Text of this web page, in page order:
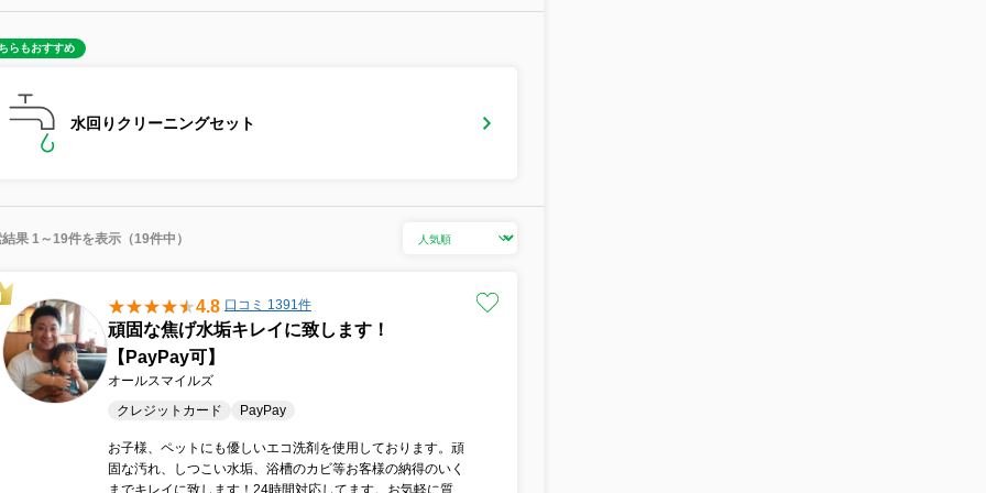
らもおすすめ
水回りクリーニングセット
果 1～19件を表示（19件中）
4.8 口コミ 1391件
頑固な焦げ水垢キレイに致します！
【PayPay可】
オールスマイルズ
クレジットカード
PayPay
お子様、ペットにも優しいエコ洗剤を使用しております。頑
固な汚れ、しつこい水垢、浴槽のカビ等お客様の納得のいく
までキレイに致します！24時間対応してます。お気軽に質問